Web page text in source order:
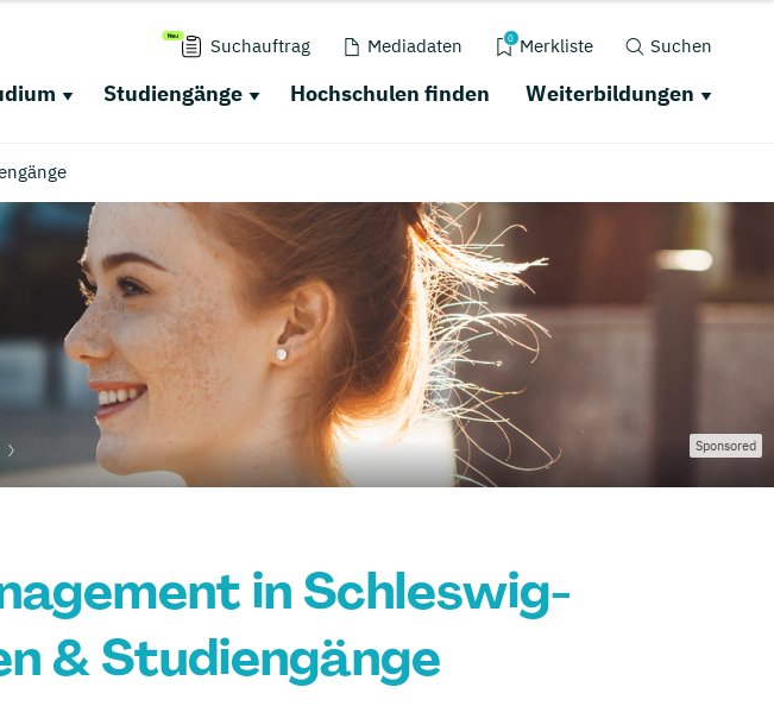
Suchauftrag Mediadaten 0 Merkliste Suchen
Studiengänge Hochschulen finden Weiterbildungen
Sponsored
in Schleswig-
& Studiengänge